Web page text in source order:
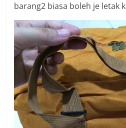
barang2 biasa boleh je letak